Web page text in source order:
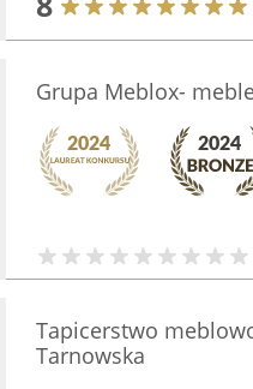
Grupa Meblox-
Tapicerstwo
Tarnowska